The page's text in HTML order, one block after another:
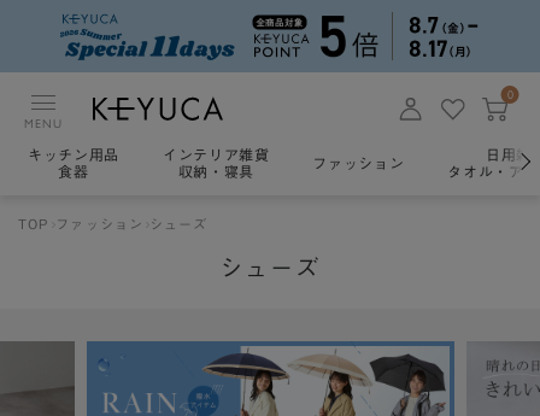
MENU
0
キッチン用品
食器
インテリア雑貨
収納・寝具
ファッション
日用雑
タオル・ア
TOP ファッション シューズ
シューズ